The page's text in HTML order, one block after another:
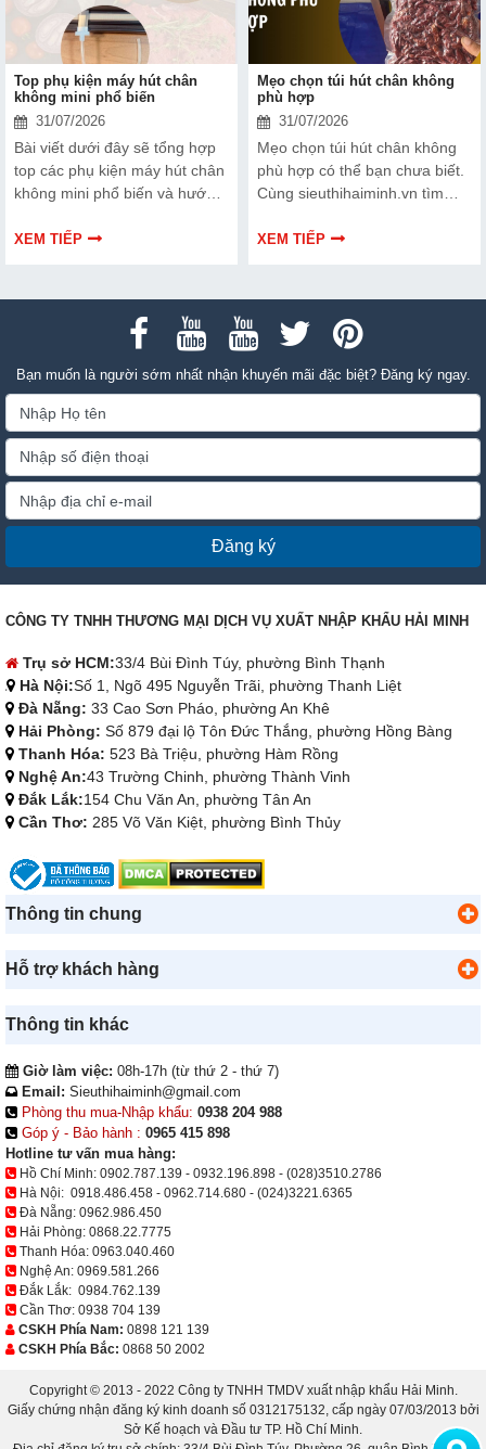
Top phụ kiện máy hút chân
không mini phổ biến
31/07/2026
Bài viết dưới đây sẽ tổng hợp
top các phụ kiện máy hút chân
không mini phổ biến và hướng
chuẩn kỹ thuật ngay tại nhà.
XEM TIẾP
Mẹo chọn túi hút chân không
phù hợp
31/07/2026
Mẹo chọn túi hút chân không
phù hợp có thể bạn chưa biết.
Cùng sieuthihaiminh.vn tìm
thông tin bài viết dưới đây nhé!
XEM TIẾP
Bạn muốn là người sớm nhất nhận khuyến mãi đặc biệt? Đăng ký ngay.
Đăng ký
CÔNG TY TNHH THƯƠNG MẠI DỊCH VỤ XUẤT NHẬP KHẨU HẢI MINH
Trụ sở HCM:33/4 Bùi Đình Túy, phường Bình Thạnh
Hà Nội:Số 1, Ngõ 495 Nguyễn Trãi, phường Thanh Liệt
Đà Nẵng: 33 Cao Sơn Pháo, phường An Khê
Hải Phòng: Số 879 đại lộ Tôn Đức Thắng, phường Hồng Bàng
Thanh Hóa: 523 Bà Triệu, phường Hàm Rồng
Nghệ An:43 Trường Chinh, phường Thành Vinh
Đắk Lắk:154 Chu Văn An, phường Tân An
Cần Thơ: 285 Võ Văn Kiệt, phường Bình Thủy
Thông tin chung
Hỗ trợ khách hàng
Thông tin khác
Giờ làm việc: 08h-17h (từ thứ 2 - thứ 7)
Email: Sieuthihaiminh@gmail.com
Phòng thu mua-Nhập khẩu: 0938 204 988
Góp ý - Bảo hành : 0965 415 898
Hotline tư vấn mua hàng:
Hồ Chí Minh: 0902.787.139 - 0932.196.898 - (028)3510.2786
Hà Nội: 0918.486.458 - 0962.714.680 - (024)3221.6365
Đà Nẵng: 0962.986.450
Hải Phòng: 0868.22.7775
Thanh Hóa: 0963.040.460
Nghệ An: 0969.581.266
Đắk Lắk: 0984.762.139
Cần Thơ: 0938 704 139
CSKH Phía Nam: 0898 121 139
CSKH Phía Bắc: 0868 50 2002
Copyright © 2013 - 2022 Công ty TNHH TMDV xuất nhập khẩu Hải Minh.
Giấy chứng nhận đăng ký kinh doanh số 0312175132, cấp ngày 07/03/2013 bởi
Sở Kế hoạch và Đầu tư TP. Hồ Chí Minh.